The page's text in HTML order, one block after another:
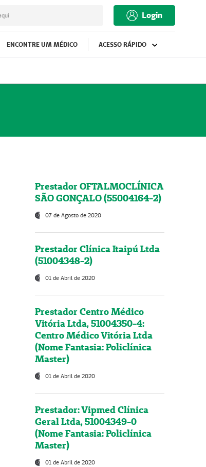
Login
ENCONTRE UM MÉDICO ACESSO RÁPIDO
Prestador OFTALMOCLÍNICA
SÃO GONÇALO (55004164-2)
07 de Agosto de 2020
Prestador Clínica Itaipú Ltda
(51004348-2)
01 de Abril de 2020
Prestador Centro Médico
Vitória Ltda, 51004350-4:
Centro Médico Vitória Ltda
(Nome Fantasia: Policlínica
Master)
01 de Abril de 2020
Prestador: Vipmed Clínica
Geral Ltda, 51004349-0
(Nome Fantasia: Policlínica
Master)
01 de Abril de 2020